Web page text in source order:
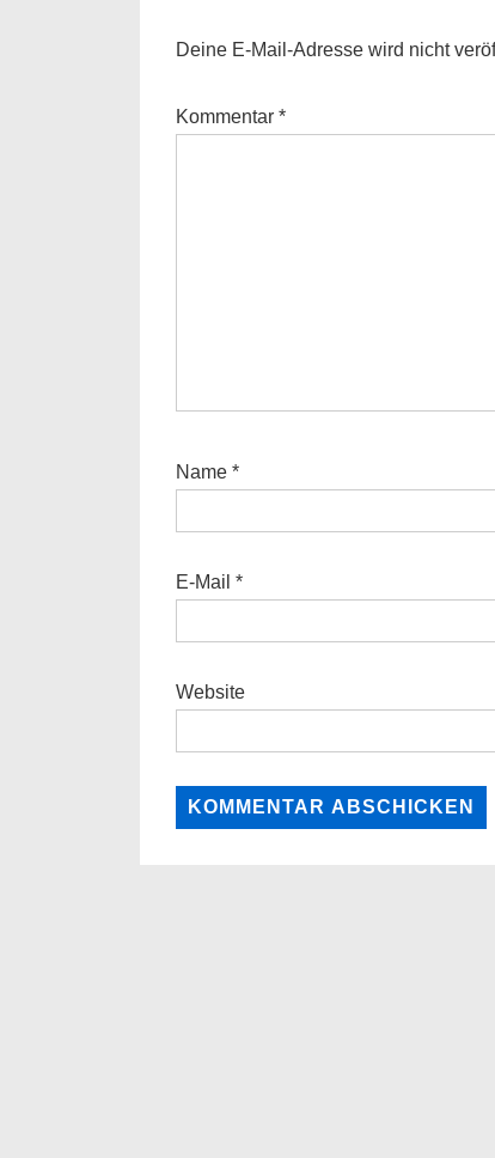
Deine E-Mail-Adresse wird nicht
Kommentar *
Name *
E-Mail *
Website